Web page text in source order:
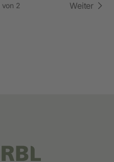
von 2 Weiter